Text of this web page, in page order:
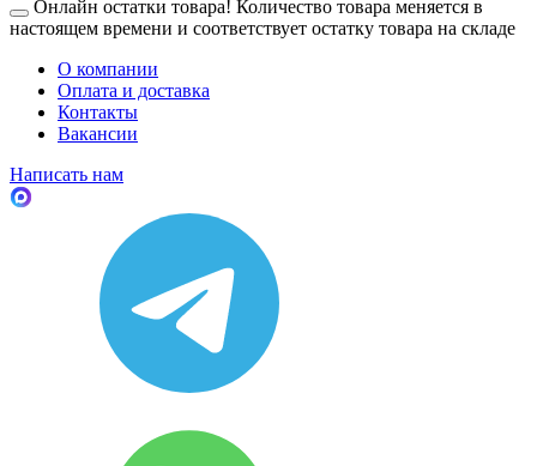
Онлайн остатки товара! Количество товара меняется в
настоящем времени и соответствует остатку товара на складе
О компании
Оплата и доставка
Контакты
Вакансии
Написать нам